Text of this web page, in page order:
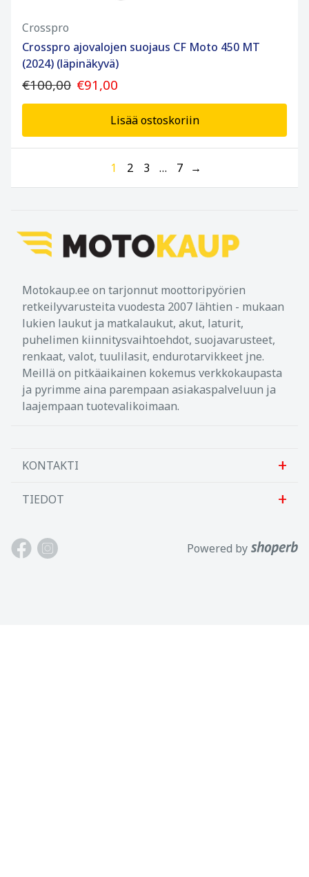
Crosspro
Crosspro ajovalojen suojaus CF Moto 450 MT
(2024) (läpinäkyvä)
€100,00 €91,00
Lisää ostoskoriin
1 2 3 … 7 →
Motokaup.ee on tarjonnut moottoripyörien
retkeilyvarusteita vuodesta 2007 lähtien - mukaan
lukien laukut ja matkalaukut, akut, laturit,
puhelimen kiinnitysvaihtoehdot, suojavarusteet,
renkaat, valot, tuulilasit, endurotarvikkeet jne.
Meillä on pitkäaikainen kokemus verkkokaupasta
ja pyrimme aina parempaan asiakaspalveluun ja
laajempaan tuotevalikoimaan.
KONTAKTI
Sanlab OÜ
Harjumaa, 75312, Viro
TIEDOT
Meistä
Ota meihin yhteyttä
Powered by